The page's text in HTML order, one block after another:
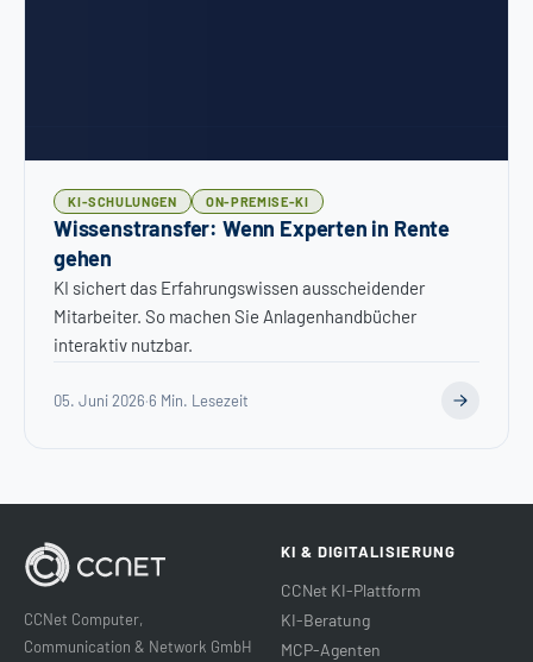
KI-SCHULUNGEN ON-PREMISE-KI
Wissenstransfer: Wenn Experten in Rente
gehen
KI sichert das Erfahrungswissen ausscheidender
Mitarbeiter. So machen Sie Anlagenhandbücher
interaktiv nutzbar.
05. Juni 2026·6 Min. Lesezeit
CCNet Computer,
Communication & Network GmbH
KI & DIGITALISIERUNG
CCNet KI-Plattform
KI-Beratung
MCP-Agenten